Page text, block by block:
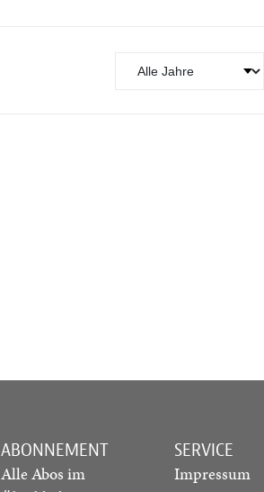
ABONNEMENT
Alle Abos im
SERVICE
Impressum